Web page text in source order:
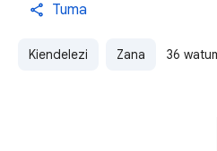
Tuma
Kiendelezi Zana 36